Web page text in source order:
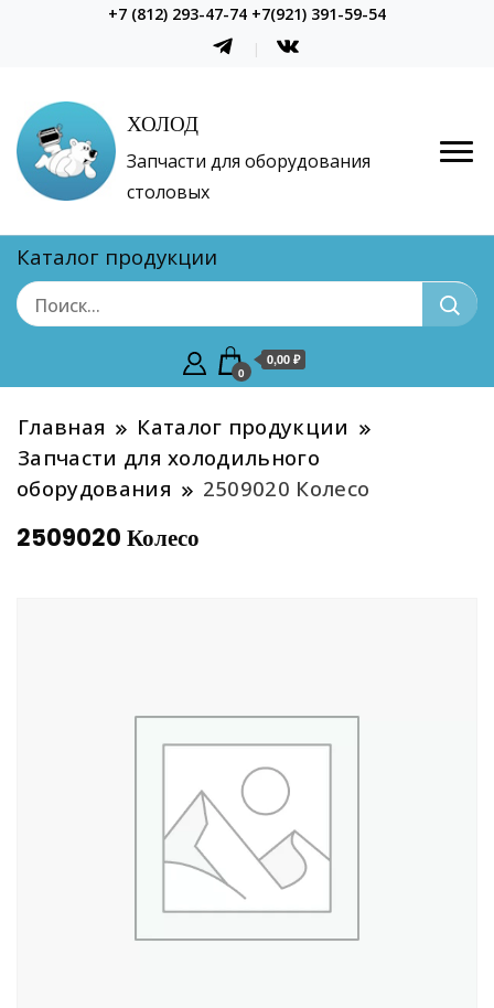
+7 (812) 293-47-74 +7(921) 391-59-54
ХОЛОД
Запчасти для оборудования
столовых
Каталог продукции
0
0,00 ₽
Главная
Каталог продукции
Запчасти для холодильного
оборудования
2509020 Колесо
2509020 Колесо